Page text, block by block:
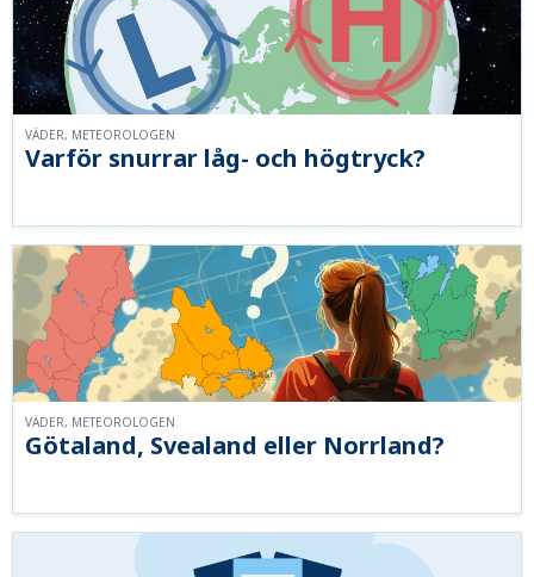
Varför snurrar låg- och högtryck?
VÄDER, METEOROLOGEN
Götaland, Svealand eller Norrland?
VÄDER, METEOROLOGEN